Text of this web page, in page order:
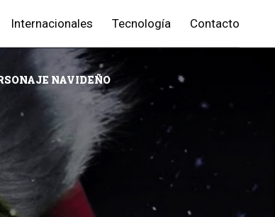
Internacionales Tecnología Contacto
NAVIDEÑO